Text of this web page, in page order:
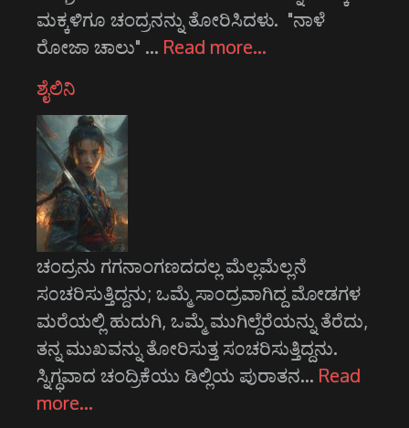
ಮಕ್ಕಳಿಗೂ ಚಂದ್ರನನ್ನು ತೋರಿಸಿದಳು. "ನಾಳೆ
ರೋಜಾ ಚಾಲು" … Read more…
ಶೈಲಿನಿ
ಚಂದ್ರನು ಗಗನಾಂಗಣದದಲ್ಲ ಮೆಲ್ಲಮೆಲ್ಲನೆ
ಸ೦ಚರಿಸುತ್ತಿದ್ದನು; ಒಮ್ಮೆ ಸಾ೦ದ್ರವಾಗಿದ್ದ ಮೋಡಗಳ
ಮರೆಯಲ್ಲಿ ಹುದುಗಿ, ಒಮ್ಮೆ ಮುಗಿಲ್ದೆರೆಯನ್ನು ತೆರೆದು,
ತನ್ನ ಮುಖವನ್ನು ತೋರಿಸುತ್ತ ಸ೦ಚರಿಸುತ್ತಿದ್ದನು.
ಸ್ನಿಗ್ಧವಾದ ಚಂದ್ರಿಕೆಯು ಡಿಲ್ಲಿಯ ಪುರಾತನ… Read
more…